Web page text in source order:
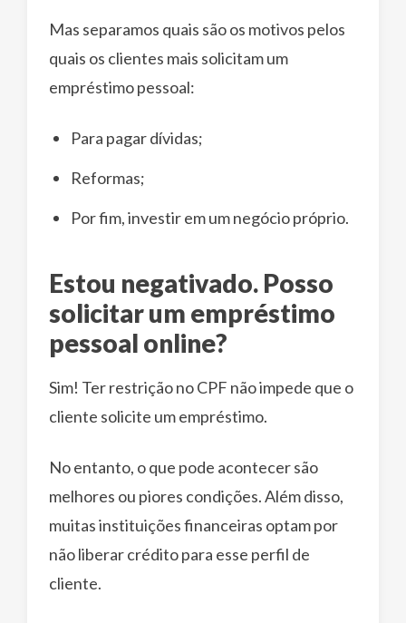
Mas separamos quais são os motivos pelos
quais os clientes mais solicitam um
empréstimo pessoal:
Para pagar dívidas;
Reformas;
Por fim, investir em um negócio próprio.
Estou negativado. Posso
solicitar um empréstimo
pessoal online?
Sim! Ter restrição no CPF não impede que o
cliente solicite um empréstimo.
No entanto, o que pode acontecer são
melhores ou piores condições. Além disso,
muitas instituições financeiras optam por
não liberar crédito para esse perfil de
cliente.